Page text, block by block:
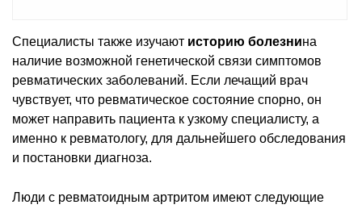
Специалисты также изучают историю болезнина
наличие возможной генетической связи симптомов
ревматических заболеваний. Если лечащий врач
чувствует, что ревматическое состояние спорно, он
может направить пациента к узкому специалисту, а
именно к ревматологу, для дальнейшего обследования
и постановки диагноза.
Люди с ревматоидным артритом имеют следующие